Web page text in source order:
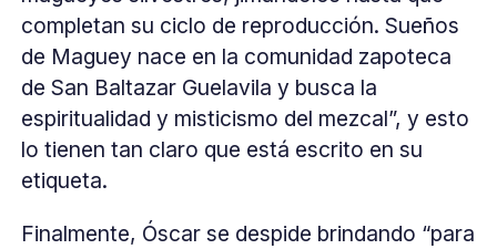
completan su ciclo de reproducción. Sueños
de Maguey nace en la comunidad zapoteca
de San Baltazar Guelavila y busca la
espiritualidad y misticismo del mezcal”, y esto
lo tienen tan claro que está escrito en su
etiqueta.
Finalmente, Óscar se despide brindando “para